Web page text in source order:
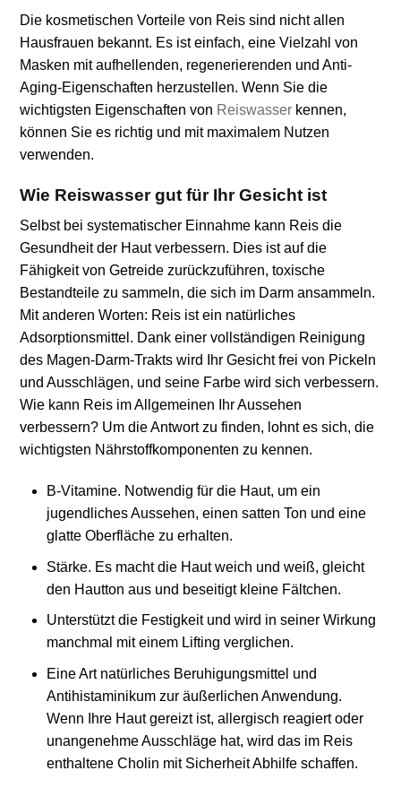
Die kosmetischen Vorteile von Reis sind nicht allen
Hausfrauen bekannt. Es ist einfach, eine Vielzahl von
Masken mit aufhellenden, regenerierenden und Anti-
Aging-Eigenschaften herzustellen. Wenn Sie die
wichtigsten Eigenschaften von Reiswasser kennen,
können Sie es richtig und mit maximalem Nutzen
verwenden.
Wie Reiswasser gut für Ihr Gesicht ist
Selbst bei systematischer Einnahme kann Reis die
Gesundheit der Haut verbessern. Dies ist auf die
Fähigkeit von Getreide zurückzuführen, toxische
Bestandteile zu sammeln, die sich im Darm ansammeln.
Mit anderen Worten: Reis ist ein natürliches
Adsorptionsmittel. Dank einer vollständigen Reinigung
des Magen-Darm-Trakts wird Ihr Gesicht frei von Pickeln
und Ausschlägen, und seine Farbe wird sich verbessern.
Wie kann Reis im Allgemeinen Ihr Aussehen
verbessern? Um die Antwort zu finden, lohnt es sich, die
wichtigsten Nährstoffkomponenten zu kennen.
B-Vitamine. Notwendig für die Haut, um ein
jugendliches Aussehen, einen satten Ton und eine
glatte Oberfläche zu erhalten.
Stärke. Es macht die Haut weich und weiß, gleicht
den Hautton aus und beseitigt kleine Fältchen.
Unterstützt die Festigkeit und wird in seiner Wirkung
manchmal mit einem Lifting verglichen.
Eine Art natürliches Beruhigungsmittel und
Antihistaminikum zur äußerlichen Anwendung.
Wenn Ihre Haut gereizt ist, allergisch reagiert oder
unangenehme Ausschläge hat, wird das im Reis
enthaltene Cholin mit Sicherheit Abhilfe schaffen.